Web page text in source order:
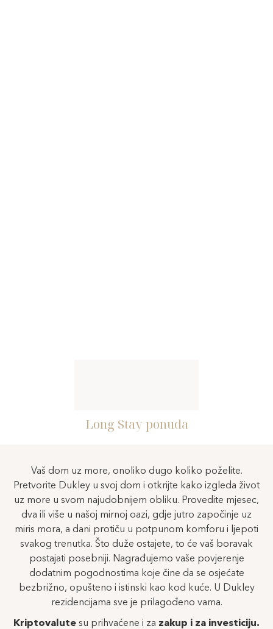
Specijalna ponuda
Long Stay ponuda
Vaš dom uz more, onoliko dugo koliko poželite.
Pretvorite Dukley u svoj dom i otkrijte kako izgleda život
uz more u svom najudobnijem obliku. Provedite mjesec,
dva ili više u našoj mirnoj oazi, gdje jutro započinje uz
miris mora, a dani protiču u potpunom komforu i ljepoti
svakog trenutka. Što duže ostajete, to će vaš boravak
postajati posebniji. Nagrađujemo vaše povjerenje
dodatnim pogodnostima koje čine da se osjećate
bezbrižno, opušteno i istinski kao kod kuće. U Dukley
rezidencijama sve je prilagođeno vama.
Kriptovalute su prihvaćene i za zakup i za investiciju.